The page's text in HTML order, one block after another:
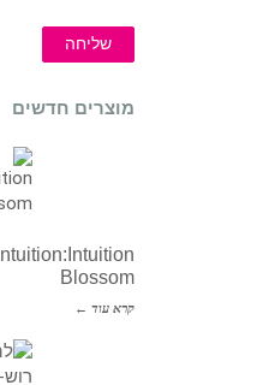
שליחה
מוצרים חדשים
Intuition:Intuition
Blossom
קרא עוד ←